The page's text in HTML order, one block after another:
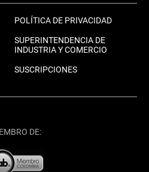
POLÍTICA DE PRIVACIDAD
SUPERINTENDENCIA DE
INDUSTRIA Y COMERCIO
SUSCRIPCIONES
DE: